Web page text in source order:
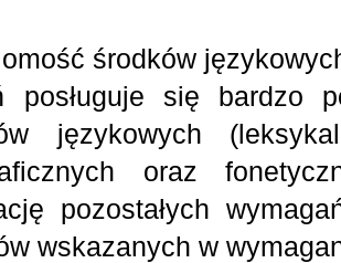
środków
posługuje się bardzo
językowych
oraz
pozostałych
wskazanych w